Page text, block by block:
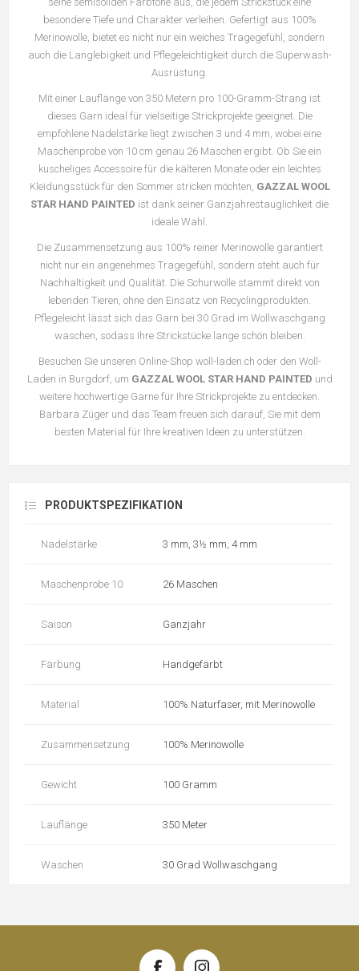
besondere Tiefe und Charakter verleihen. Gefertigt aus 100%
Merinowolle, bietet es nicht nur ein weiches Tragegefühl, sondern
auch die Langlebigkeit und Pflegeleichtigkeit durch die Superwash-
Ausrüstung.
Mit einer Lauflänge von 350 Metern pro 100-Gramm-Strang ist
dieses Garn ideal für vielseitige Strickprojekte geeignet. Die
empfohlene Nadelstärke liegt zwischen 3 und 4 mm, wobei eine
Maschenprobe von 10 cm genau 26 Maschen ergibt. Ob Sie ein
kuscheliges Accessoire für die kälteren Monate oder ein leichtes
Kleidungsstück für den Sommer stricken möchten, GAZZAL WOOL
STAR HAND PAINTED ist dank seiner Ganzjahrestauglichkeit die
ideale Wahl.
Die Zusammensetzung aus 100% reiner Merinowolle garantiert
nicht nur ein angenehmes Tragegefühl, sondern steht auch für
Nachhaltigkeit und Qualität. Die Schurwolle stammt direkt von
lebenden Tieren, ohne den Einsatz von Recyclingprodukten.
Pflegeleicht lässt sich das Garn bei 30 Grad im Wollwaschgang
waschen, sodass Ihre Strickstücke lange schön bleiben.
Besuchen Sie unseren Online-Shop woll-laden.ch oder den Woll-
Laden in Burgdorf, um GAZZAL WOOL STAR HAND PAINTED und
weitere hochwertige Garne für Ihre Strickprojekte zu entdecken.
Barbara Züger und das Team freuen sich darauf, Sie mit dem
besten Material für Ihre kreativen Ideen zu unterstützen.
PRODUKTSPEZIFIKATION
Nadelstärke 3 mm, 3½ mm, 4 mm
Maschenprobe 10 26 Maschen
Saison Ganzjahr
Färbung Handgefärbt
Material 100% Naturfaser, mit Merinowolle
Zusammensetzung 100% Merinowolle
Gewicht 100 Gramm
Lauflänge 350 Meter
Waschen 30 Grad Wollwaschgang